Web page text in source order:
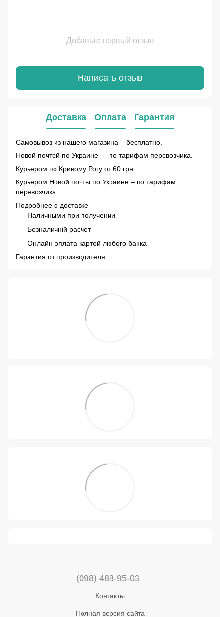
Добавьте первый отзыв
Написать отзыв
Доставка Оплата Гарантия
Самовывоз из нашего магазина – бесплатно.
Новой почтой по Украине — по тарифам перевозчика.
Курьером по Кривому Рогу от 60 грн.
Курьером Новой почты по Украине – по тарифам
перевозчика
Подробнее о доставке
Наличными при получении
Безналичній расчет
Онлайн оплата картой любого банка
Гарантия от производителя
(098) 488-95-03
Контакты
Полная версия сайта